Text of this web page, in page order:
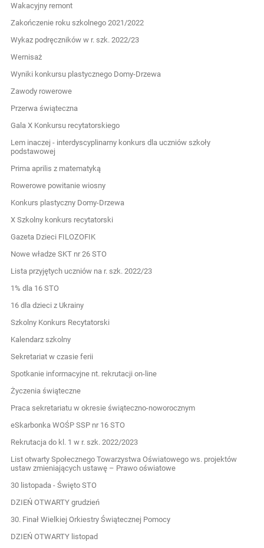
Wakacyjny remont
Zakończenie roku szkolnego 2021/2022
Wykaz podręczników w r. szk. 2022/23
Wernisaż
Wyniki konkursu plastycznego Domy-Drzewa
Zawody rowerowe
Przerwa świąteczna
Gala X Konkursu recytatorskiego
Lem inaczej - interdyscyplinarny konkurs dla uczniów szkoły
podstawowej
Prima aprilis z matematyką
Rowerowe powitanie wiosny
Konkurs plastyczny Domy-Drzewa
X Szkolny konkurs recytatorski
Gazeta Dzieci FILOZOFIK
Nowe władze SKT nr 26 STO
Lista przyjętych uczniów na r. szk. 2022/23
1% dla 16 STO
16 dla dzieci z Ukrainy
Szkolny Konkurs Recytatorski
Kalendarz szkolny
Sekretariat w czasie ferii
Spotkanie informacyjne nt. rekrutacji on-line
Życzenia świąteczne
Praca sekretariatu w okresie świąteczno-noworocznym
eSkarbonka WOŚP SSP nr 16 STO
Rekrutacja do kl. 1 w r. szk. 2022/2023
List otwarty Społecznego Towarzystwa Oświatowego ws. projektów
ustaw zmieniających ustawę – Prawo oświatowe
30 listopada - Święto STO
DZIEŃ OTWARTY grudzień
30. Finał Wielkiej Orkiestry Świątecznej Pomocy
DZIEŃ OTWARTY listopad